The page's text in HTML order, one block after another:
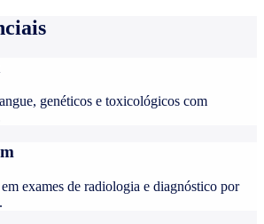
genéticos e toxicológicos com
exames de radiologia e diagnóstico por